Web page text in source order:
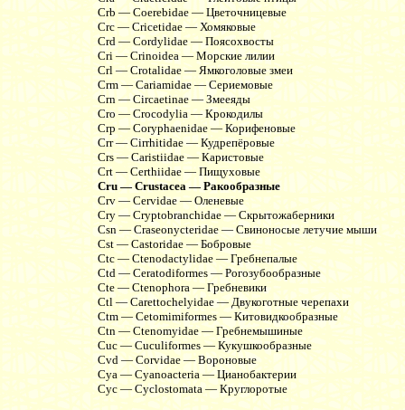
Crb — Coerebidae — Цветочницевые
Crc — Cricetidae — Хомяковые
Crd — Cordylidae — Поясохвосты
Cri — Crinoidea — Морские лилии
Crl — Crotalidae — Ямкоголовые змеи
Crm — Cariamidae — Сериемовые
Crn — Circaetinae — Змееяды
Cro — Crocodylia — Крокодилы
Crp — Coryphaenidae — Корифеновые
Crr — Cirrhitidae — Кудрепёровые
Crs — Caristiidae — Каристовые
Crt — Certhiidae — Пищуховые
Cru — Crustacea — Ракообразные
Crv — Cervidae — Оленевые
Cry — Cryptobranchidae — Скрытожаберники
Csn — Craseonycteridae — Свиноносые летучие мыши
Cst — Castoridae — Бобровые
Ctc — Ctenodactylidae — Гребнепалые
Ctd — Ceratodiformes — Рогозубообразные
Cte — Ctenophora — Гребневики
Ctl — Carettochelyidae — Двукоготные черепахи
Ctm — Cetomimiformes — Китовидкообразные
Ctn — Ctenomyidae — Гребнемышиные
Cuc — Cuculiformes — Кукушкообразные
Cvd — Corvidae — Вороновые
Cya — Cyanoacteria — Цианобактерии
Cyc — Cyclostomata — Круглоротые